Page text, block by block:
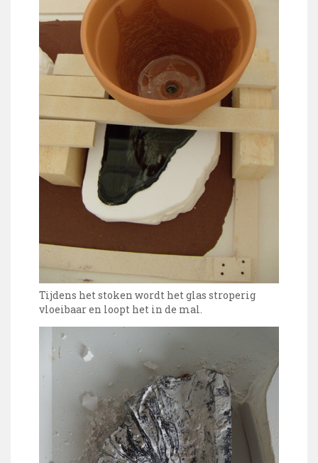
Tijdens het stoken wordt het glas stroperig
vloeibaar en loopt het in de mal.